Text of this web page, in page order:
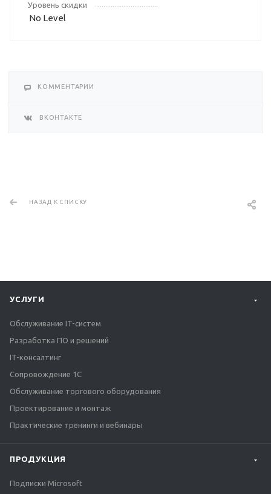
Уровень скидки
No Level
КОММЕНТАРИИ
ВКОНТАКТЕ
НАЗАД К СПИСКУ
УСЛУГИ
Обслуживание IT-систем
Разработка ПО и решений
IT-консалтинг
Сопровождение 1С
Обслуживание торгового оборудования
Проектирование и монтаж
Практические тренинги и вебинары
ПРОДУКЦИЯ
Подписки Microsoft